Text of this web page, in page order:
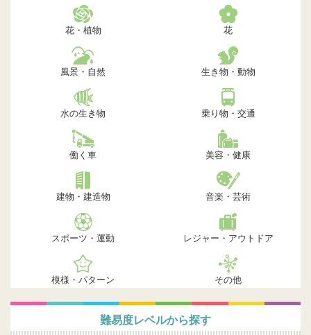
花・植物 花
風景・自然 生き物・動物
水の生き物 乗り物・交通
働く車 美容・健康
建物・建造物 音楽・芸術
スポーツ・運動 レジャー・アウトドア
模様・パターン その他
難易度レベルから探す